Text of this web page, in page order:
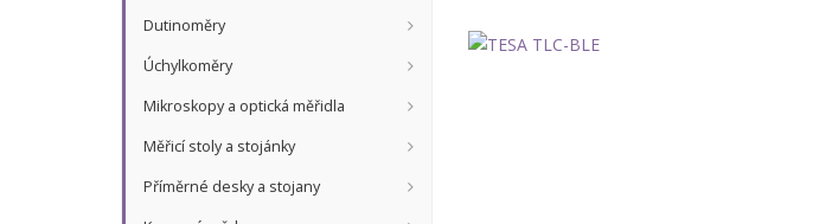
Dutinoměry
Úchylkoměry
Mikroskopy a optická měřidla
Měřicí stoly a stojánky
Příměrné desky a stojany